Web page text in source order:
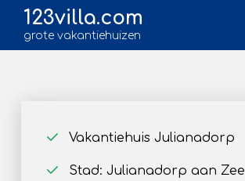
123villa.com
grote vakantiehuizen
Vakantiehuis Julianadorp
Stad: Julianadorp aan Zee